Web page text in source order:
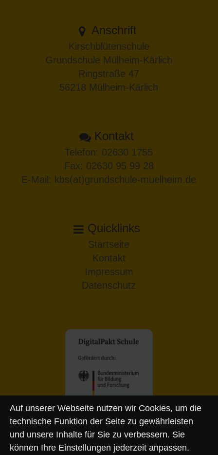
Anschrift
Kirschblütenschule
Grundschule Mülheim-Kärlich
Ringstraße 47
56218 Mülheim-Kärlich
Kontakt
Telefon: 02630 1755
Fax: 02630 95 99 28
E-Mail: kbs(at)grundschule-muelheim.de
Quicklinks
Startseite
Kontakt
Impressum
Datenschutz
Auf unserer Webseite nutzen wir Cookies, um die
technische Funktion der Seite zu gewährleisten
und unsere Inhalte für Sie zu verbessern. Sie
können Ihre Einstellungen jederzeit anpassen.